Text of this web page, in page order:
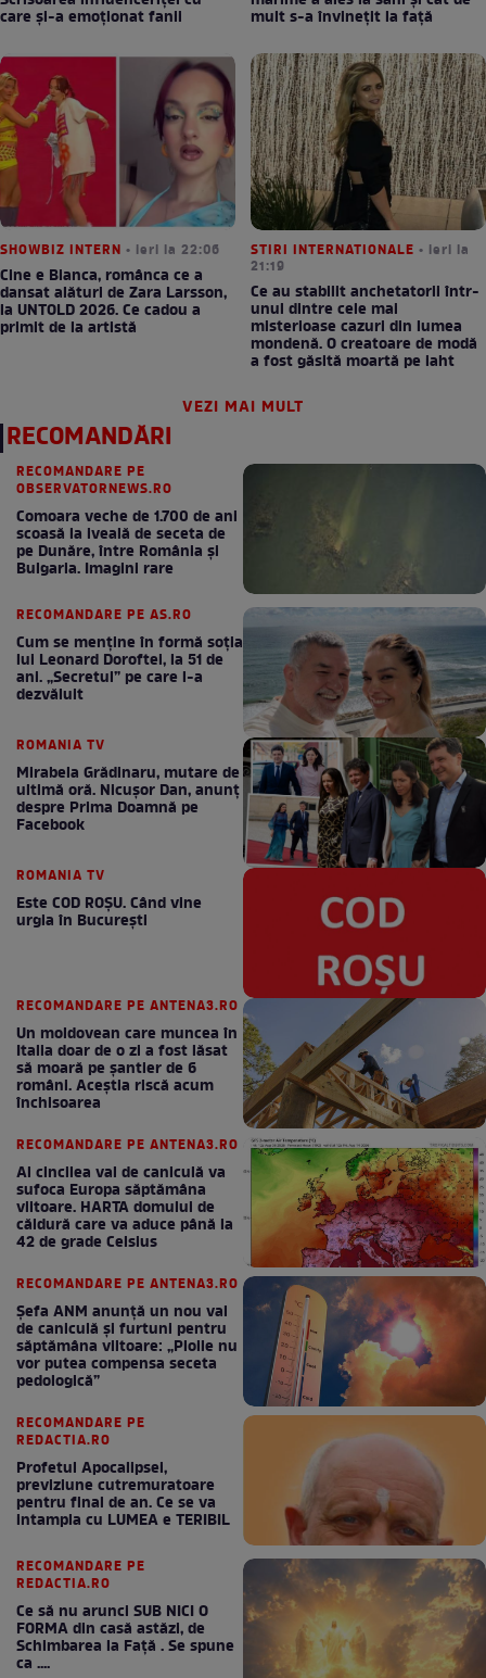
care și-a emoționat fanii mult s-a învinețit la față
SHOWBIZ INTERN • ieri la 22:06
Cine e Bianca, românca ce a
dansat alături de Zara Larsson,
la UNTOLD 2026. Ce cadou a
primit de la artistă
STIRI INTERNATIONALE • ieri la
21:19
Ce au stabilit anchetatorii într-
unul dintre cele mai
misterioase cazuri din lumea
mondenă. O creatoare de modă
a fost găsită moartă pe iaht
VEZI MAI MULT
RECOMANDĂRI
RECOMANDARE PE
OBSERVATORNEWS.RO
Comoara veche de 1.700 de ani
scoasă la iveală de seceta de
pe Dunăre, între România şi
Bulgaria. Imagini rare
RECOMANDARE PE AS.RO
Cum se menţine în formă soţia
lui Leonard Doroftei, la 51 de
ani. „Secretul” pe care l-a
dezvăluit
ROMANIA TV
Mirabela Grădinaru, mutare de
ultimă oră. Nicuşor Dan, anunţ
despre Prima Doamnă pe
Facebook
ROMANIA TV
Este COD ROŞU. Când vine
urgia în Bucureşti
RECOMANDARE PE ANTENA3.RO
Un moldovean care muncea în
Italia doar de o zi a fost lăsat
să moară pe şantier de 6
români. Aceștia riscă acum
închisoarea
RECOMANDARE PE ANTENA3.RO
Al cincilea val de caniculă va
sufoca Europa săptămâna
viitoare. HARTA domului de
căldură care va aduce până la
42 de grade Celsius
RECOMANDARE PE ANTENA3.RO
Șefa ANM anunță un nou val
de caniculă și furtuni pentru
săptămâna viitoare: „Ploile nu
vor putea compensa seceta
pedologică”
RECOMANDARE PE
REDACTIA.RO
Profetul Apocalipsei,
previziune cutremuratoare
pentru final de an. Ce se va
intampla cu LUMEA e TERIBIL
RECOMANDARE PE
REDACTIA.RO
Ce să nu arunci SUB NICI O
FORMA din casă astăzi, de
Schimbarea la Față . Se spune
ca ....